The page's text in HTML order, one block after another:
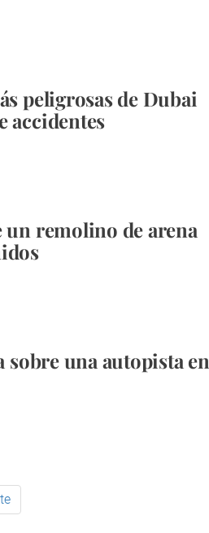
peligrosas de Dubai
accidentes
un remolino de arena
sobre una autopista en